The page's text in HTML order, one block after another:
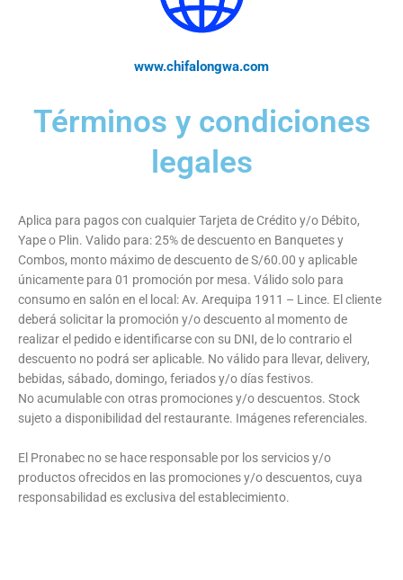
www.chifalongwa.com
Términos y condiciones
legales
Aplica para pagos con cualquier Tarjeta de Crédito y/o Débito,
Yape o Plin. Valido para: 25% de descuento en Banquetes y
Combos, monto máximo de descuento de S/60.00 y aplicable
únicamente para 01 promoción por mesa. Válido solo para
consumo en salón en el local: Av. Arequipa 1911 – Lince. El cliente
deberá solicitar la promoción y/o descuento al momento de
realizar el pedido e identificarse con su DNI, de lo contrario el
descuento no podrá ser aplicable. No válido para llevar, delivery,
bebidas, sábado, domingo, feriados y/o días festivos.
No acumulable con otras promociones y/o descuentos. Stock
sujeto a disponibilidad del restaurante. Imágenes referenciales.
El Pronabec no se hace responsable por los servicios y/o
productos ofrecidos en las promociones y/o descuentos, cuya
responsabilidad es exclusiva del establecimiento.